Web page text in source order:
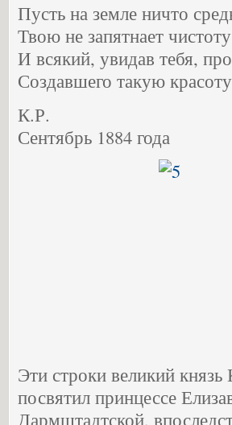
Пусть на земле ничто
Твою не запятнает
И всякий, увидав тебя,
Создавшего такую
К.Р.
Сентябрь 1884 года
Эти строки великий
посвятил принцессе
Дармштадтской,